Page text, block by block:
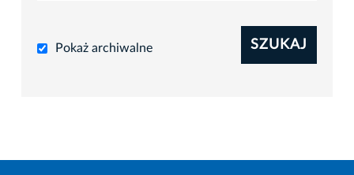
Pokaż archiwalne SZUKAJ